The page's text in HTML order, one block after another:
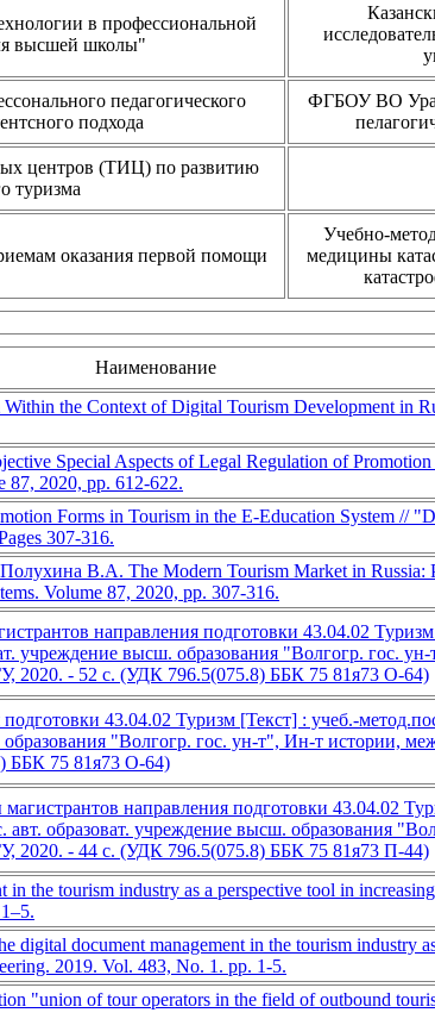
в профессиональной
высшей школы"
педагогического
подхода
ФГБОУ ВО
центров (ТИЦ) по развитию
туризма
оказания первой помощи
Учебно-
медицины
Наименование
the Context of Digital Tourism Development in
Special Aspects of Legal Regulation of
87, 2020, pp. 612-622.
Forms in Tourism in the E-Education System //
307-316.
В.А. The Modern Tourism Market in Russia:
Volume 87, 2020, pp. 307-316.
направления подготовки 43.04.02
учреждение высш. образования "Волгогр. гос.
2020. - 52 с. (УДК 796.5(075.8) ББК 75 81я73 О-64)
подготовки 43.04.02 Туризм [Текст] : учеб.-
"Волгогр. гос. ун-т", Ин-т истории,
ББК 75 81я73 О-64)
направления подготовки 43.04.02
образоват. учреждение высш. образования
2020. - 44 с. (УДК 796.5(075.8) ББК 75 81я73 П-44)
the tourism industry as a perspective tool in
document management in the tourism industry
2019. Vol. 483, No. 1. pp. 1-5.
"union of tour operators in the field of outbound